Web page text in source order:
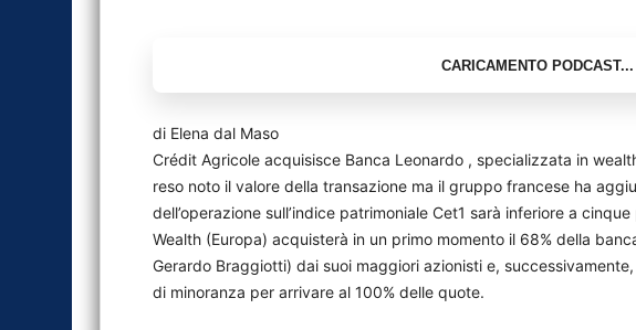
di Elena dal Maso
Crédit Agricole acquisisce Banca Leonardo , specializzata in
reso noto il valore della transazione ma il gruppo francese ha
dell’operazione sull’indice patrimoniale Cet1 sarà inferiore a
Wealth (Europa) acquisterà in un primo momento il 68% della
Gerardo Braggiotti) dai suoi maggiori azionisti e,
di minoranza per arrivare al 100% delle quote.